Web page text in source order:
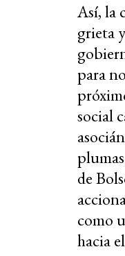
Así, la
grieta
para
social
de
como
hacia